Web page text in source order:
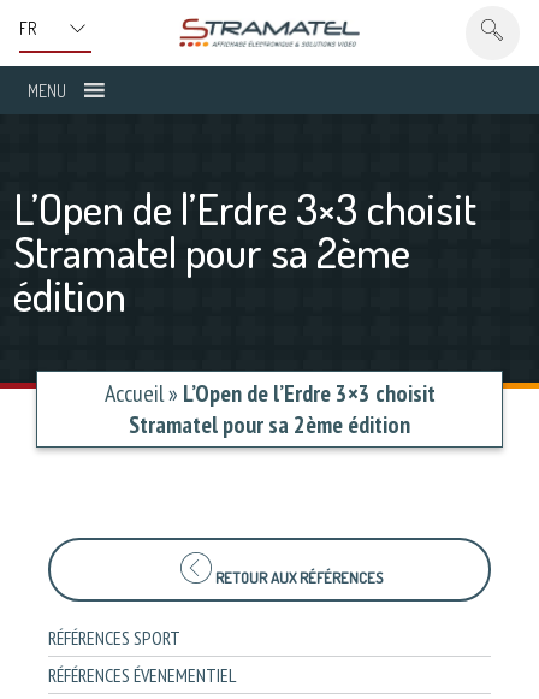
MENU
L’Open de l’Erdre 3×3 choisit
Stramatel pour sa 2ème
édition
Accueil» L’Open de l’Erdre 3×3 choisit
Stramatel pour sa 2ème édition
RETOUR AUX RÉFÉRENCES
RÉFÉRENCES SPORT
RÉFÉRENCES ÉVENEMENTIEL